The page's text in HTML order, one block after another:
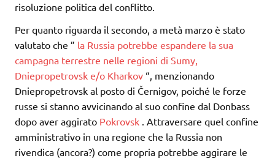
risoluzione politica del conflitto.
Per quanto riguarda il secondo, a metà marzo è stato
valutato che ” la Russia potrebbe espandere la sua
campagna terrestre nelle regioni di Sumy,
Dniepropetrovsk e/o Kharkov “, menzionando
Dniepropetrovsk al posto di Černigov, poiché le forze
russe si stanno avvicinando al suo confine dal Donbass
dopo aver aggirato Pokrovsk . Attraversare quel confine
amministrativo in una regione che la Russia non
rivendica (ancora?) come propria potrebbe aggirare le